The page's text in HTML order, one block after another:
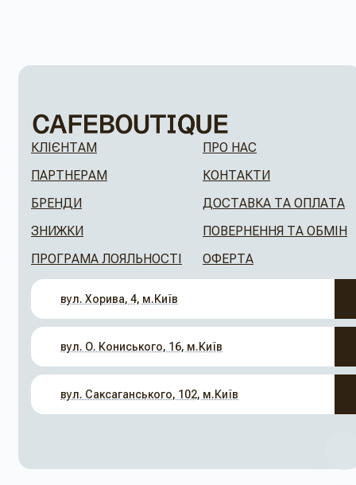
КЛІЄНТАМ
ПАРТНЕРАМ
БРЕНДИ
ЗНИЖКИ
ПРОГРАМА ЛОЯЛЬНОСТІ
ПРО НАС
КОНТАКТИ
ДОСТАВКА ТА ОПЛАТА
ПОВЕРНЕННЯ ТА ОБМІН
ОФЕРТА
вул. Хорива, 4, м.Київ
вул. О. Кониського, 16, м.Київ
вул. Саксаганського, 102, м.Київ